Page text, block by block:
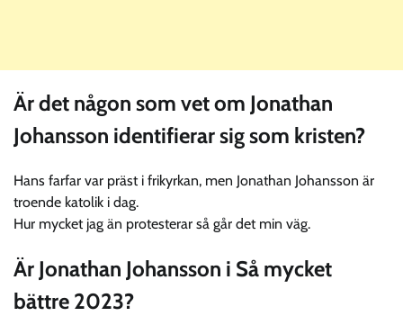
Är det någon som vet om Jonathan
Johansson identifierar sig som kristen?
Hans farfar var präst i frikyrkan, men Jonathan Johansson är
troende katolik i dag.
Hur mycket jag än protesterar så går det min väg.
Är Jonathan Johansson i Så mycket
bättre 2023?